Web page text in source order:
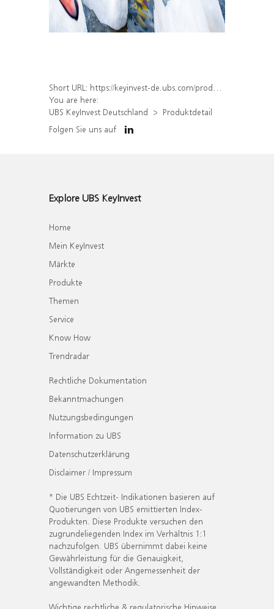
Short URL: https://keyinvest-de.ubs.com/produkt/detail/index/isin/DE000WA45F87
You are here:
UBS KeyInvest Deutschland
Produktdetail
Folgen Sie uns auf
Explore UBS KeyInvest
Home
Mein KeyInvest
Märkte
Produkte
Themen
Service
Know How
Trendradar
Rechtliche Dokumentation
Bekanntmachungen
Nutzungsbedingungen
Information zu UBS
Datenschutzerklärung
Disclaimer / Impressum
* Die UBS Echtzeit- Indikationen basieren auf
Quotierungen von UBS emittierten Index-
Produkten. Diese Produkte versuchen den
zugrundeliegenden Index im Verhältnis 1:1
nachzufolgen. UBS übernimmt dabei keine
Gewährleistung für die Genauigkeit,
Vollständigkeit oder Angemessenheit der
angewandten Methodik.